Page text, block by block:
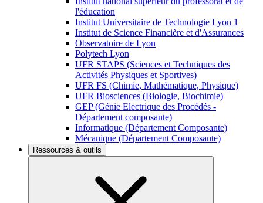
l'éducation
Institut Universitaire de Technologie Lyon 1
Institut de Science Financière et d'Assurances
Observatoire de Lyon
Polytech Lyon
UFR STAPS (Sciences et Techniques des
Activités Physiques et Sportives)
UFR FS (Chimie, Mathématique, Physique)
UFR Biosciences (Biologie, Biochimie)
GEP (Génie Electrique des Procédés -
Département composante)
Informatique (Département Composante)
Mécanique (Département Composante)
Ressources & outils